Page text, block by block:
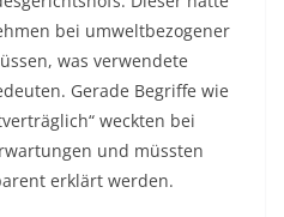
bei umweltbezogener
was verwendete
Gerade Begriffe wie
weckten bei
und müssten
erklärt werden.